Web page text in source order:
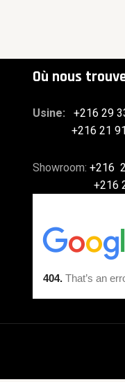
Où nous
Usine:
+216 29
+216 21
Showroom: +216
+216 29